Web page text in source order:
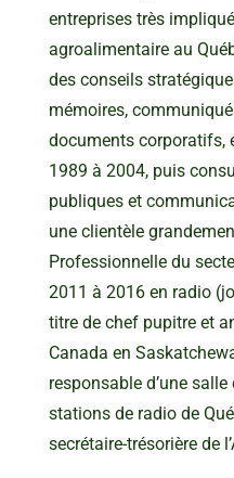
entreprises très
agroalimentaire au
des conseils
mémoires,
documents corporatifs,
1989 à 2004, puis
publiques et
une clientèle
Professionnelle du
2011 à 2016 en radio
titre de chef pupitre et
Canada en
responsable d’une
stations de radio de
secrétaire-trésorière de